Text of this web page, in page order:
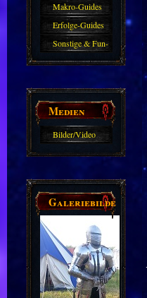
Makro-Guides
Erfolge-Guides
Sonstige & Fun-
Guides
Medien
Bilder/Video
Galeriebilder